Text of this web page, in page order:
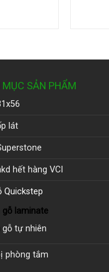
MỤC SẢN PHẨM
lát
hết hàng VCI
Quickstep
gỗ laminate
gỗ tự nhiên
phòng tắm